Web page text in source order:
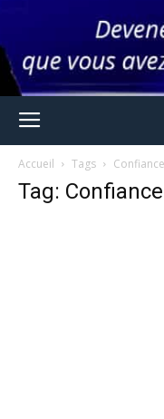
Accueil Tags
Tag: